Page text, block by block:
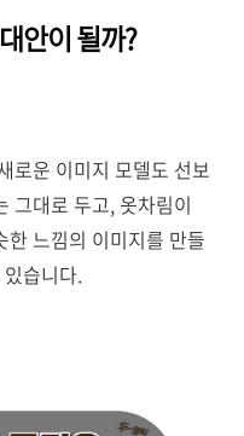
안이 될까?
로운 이미지 모델도 선보
그대로 두고, 옷차림이
한 느낌의 이미지를 만들
습니다.